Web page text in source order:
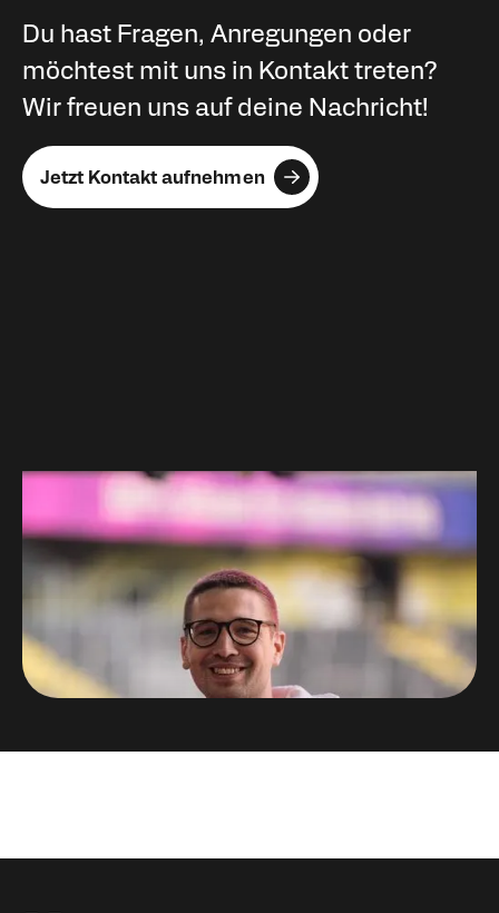
Du hast Fragen, Anregungen oder
möchtest mit uns in Kontakt treten?
Wir freuen uns auf deine Nachricht!
Jetzt Kontakt aufnehmen
Niklas Palm